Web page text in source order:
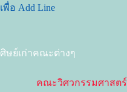
เพื่อ Add Line
ศิษย์เก่าคณะต่างๆ
คณะวิศวกรรมศาสตร์